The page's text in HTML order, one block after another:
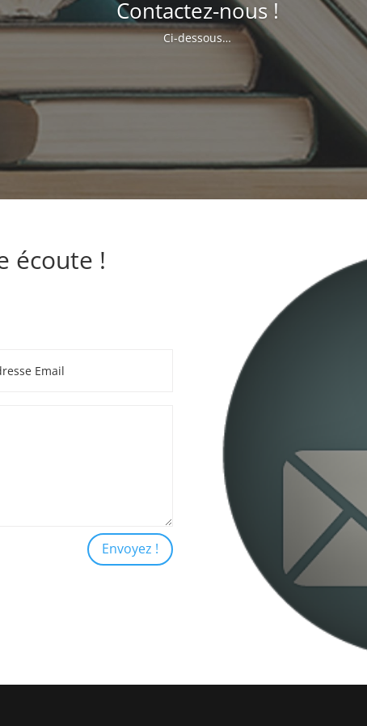
Contactez-nous !
Ci-dessous…
écoute !
Envoyez !